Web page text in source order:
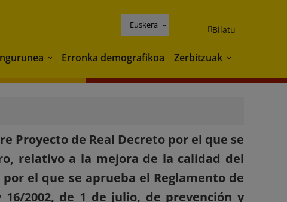
Euskera Bilatu
Ingurunea
Erronka demografikoa Zerbitzuak Zerbitzuak
Proyecto de Real Decreto por el que se
relativo a la mejora de la calidad del
el que se aprueba el Reglamento de
2002, de 1 de julio, de prevención y